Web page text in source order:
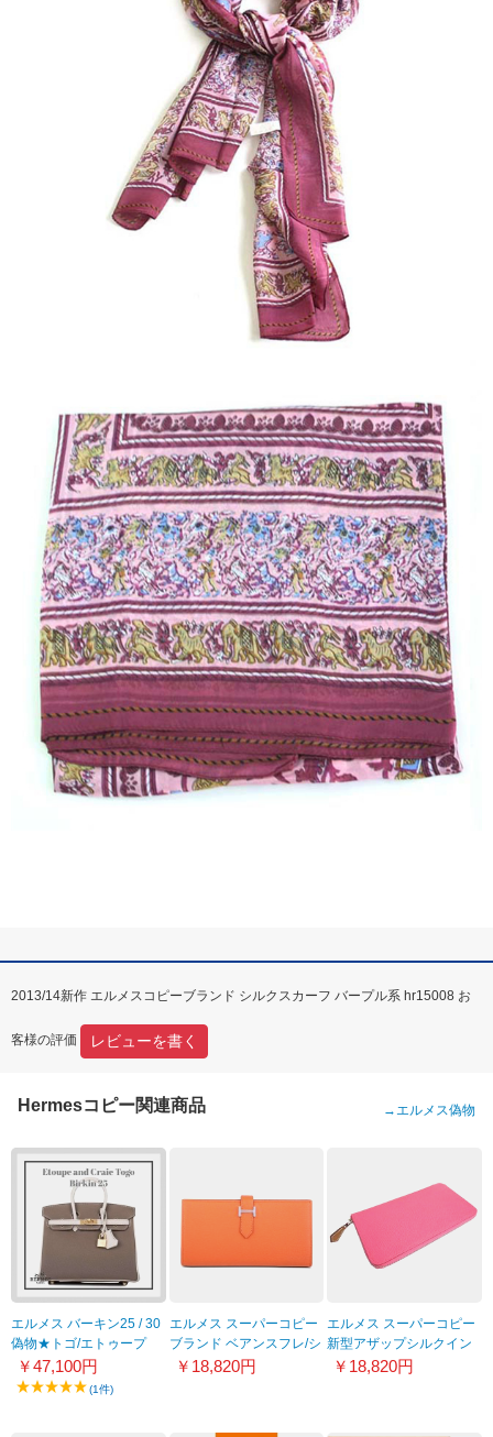
2013/14新作 エルメスコピーブランド シルクスカーフ バープル系 hr15008 お
客様の評価 レビューを書く
Hermesコピー関連商品 →エルメス偽物
エルメス バーキン25 / 30
偽物★トゴ/エトゥープ
￥47,100円
(1件)
エルメス スーパーコピー
ブランド ベアンスフレ/シ
ェーブル/オレンジHER-
￥18,820円
エルメス スーパーコピー
新型アザップシルクイン
ローズアザレ 8030916
￥18,820円